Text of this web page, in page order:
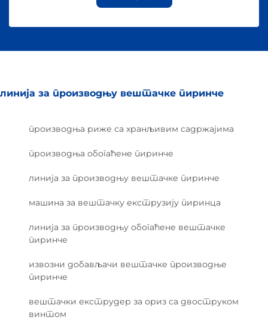
линија за производњу вештачке пиринче
производња риже са хранљивим садржајима
производња обогаћене пиринче
линија за производњу вештачке пиринче
машина за вештачку екструзију пиринца
линија за производњу обогаћене вештачке
пиринче
извозни добављачи вештачке производње
пиринче
вештачки екструдер за ориз са двоструком
винтом